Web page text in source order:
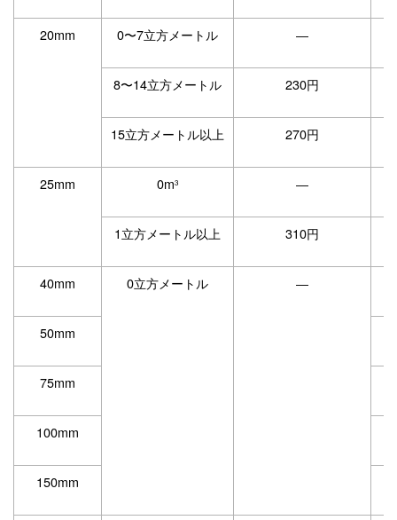
20mm 0〜7立方メートル ―
8〜14立方メートル 230円
15立方メートル以上 270円
25mm 0m3 ―
1立方メートル以上 310円
40mm 0立方メートル ―
50mm
75mm
100mm
150mm